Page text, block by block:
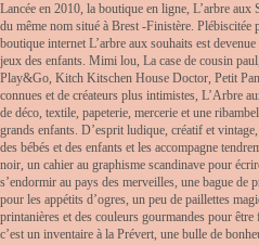
Lancée en 2010, la boutique en ligne, L’arbre
du même nom situé à Brest -Finistère. Plébiscitée
boutique internet L’arbre aux souhaits est
jeux des enfants. Mimi lou, La case de cousin
Play&Go, Kitch Kitschen House Doctor, Petit
connues et de créateurs plus intimistes, L’Arbre
de déco, textile, papeterie, mercerie et une
grands enfants. D’esprit ludique, créatif et
des bébés et des enfants et les accompagne
noir, un cahier au graphisme scandinave pour
s’endormir au pays des merveilles, une bague de
pour les appétits d’ogres, un peu de paillettes
printanières et des couleurs gourmandes pour
c’est un inventaire à la Prévert, une bulle de